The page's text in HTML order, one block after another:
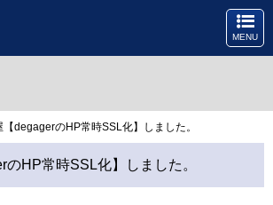
MENU
【degagerのHP常時SSL化】しました。
HP常時SSL化】しました。